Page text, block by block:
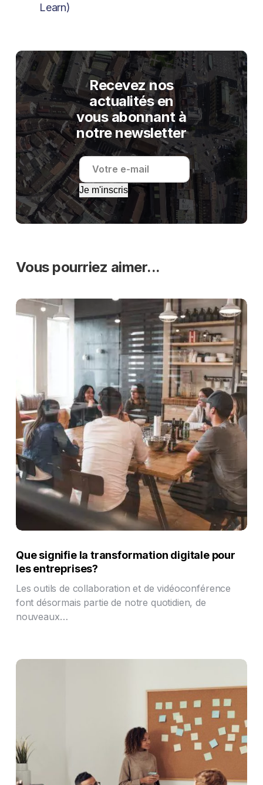
Learn)
Recevez nos
actualités en
vous abonnant à
notre newsletter
Je m'inscris
Vous pourriez aimer...
Que signifie la transformation digitale pour
les entreprises?
Les outils de collaboration et de vidéoconférence
font désormais partie de notre quotidien, de
nouveaux…